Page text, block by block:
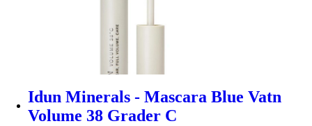
Idun Minerals - Mascara Blue Vatn
Volume 38 Grader C